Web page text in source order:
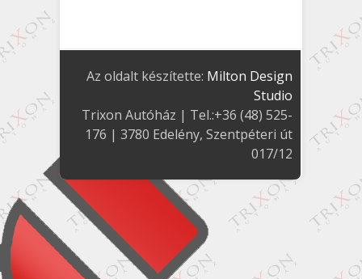
Az oldalt készítette: Milton Design
Studio
Trixon Autóház | Tel.:+36 (48) 525-
176 | 3780 Edelény, Szentpéteri út
017/12